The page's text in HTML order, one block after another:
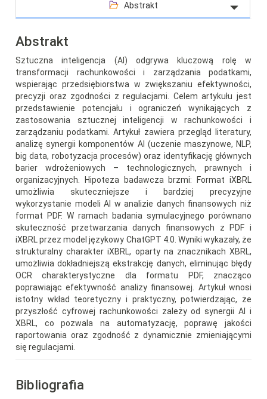
Abstrakt
Abstrakt
Sztuczna inteligencja (AI) odgrywa kluczową rolę w
transformacji rachunkowości i zarządzania podatkami,
wspierając przedsiębiorstwa w zwiększaniu efektywności,
precyzji oraz zgodności z regulacjami. Celem artykułu jest
przedstawienie potencjału i ograniczeń wynikających z
zastosowania sztucznej inteligencji w rachunkowości i
zarządzaniu podatkami. Artykuł zawiera przegląd literatury,
analizę synergii komponentów AI (uczenie maszynowe, NLP,
big data, robotyzacja procesów) oraz identyfikację głównych
barier wdrożeniowych – technologicznych, prawnych i
organizacyjnych. Hipoteza badawcza brzmi: Format iXBRL
umożliwia skuteczniejsze i bardziej precyzyjne
wykorzystanie modeli AI w analizie danych finansowych niż
format PDF. W ramach badania symulacyjnego porównano
skuteczność przetwarzania danych finansowych z PDF i
iXBRL przez model językowy ChatGPT 4.0. Wyniki wykazały, że
strukturalny charakter iXBRL, oparty na znacznikach XBRL,
umożliwia dokładniejszą ekstrakcję danych, eliminując błędy
OCR charakterystyczne dla formatu PDF, znacząco
poprawiając efektywność analizy finansowej. Artykuł wnosi
istotny wkład teoretyczny i praktyczny, potwierdzając, że
przyszłość cyfrowej rachunkowości zależy od synergii AI i
XBRL, co pozwala na automatyzację, poprawę jakości
raportowania oraz zgodność z dynamicznie zmieniającymi
się regulacjami.
Bibliografia